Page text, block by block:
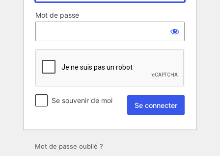
Mot de passe
Se souvenir de moi
Mot de passe oublié ?